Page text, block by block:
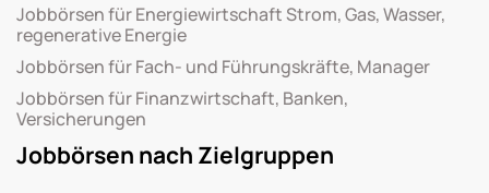
Jobbörsen für Energiewirtschaft Strom, Gas, Wasser,
regenerative Energie
Jobbörsen für Fach- und Führungskräfte, Manager
Jobbörsen für Finanzwirtschaft, Banken,
Versicherungen
Jobbörsen nach Zielgruppen